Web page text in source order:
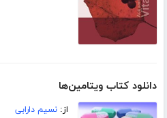
دانلود کتاب ویتامین‌ها
از:نسیم دارابی